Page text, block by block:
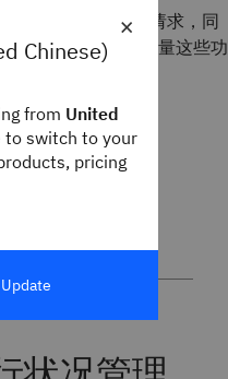
够安全地处理数据请求，同
的排序和存储。衡量这些功
×
Chinese)
from United
to switch to your
pricing
Update